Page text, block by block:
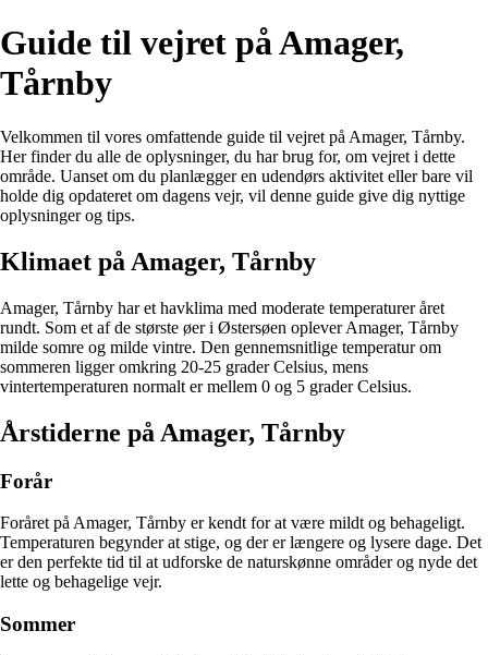
Guide til vejret på Amager,
Tårnby
Velkommen til vores omfattende guide til vejret på Amager, Tårnby.
Her finder du alle de oplysninger, du har brug for, om vejret i dette
område. Uanset om du planlægger en udendørs aktivitet eller bare vil
holde dig opdateret om dagens vejr, vil denne guide give dig nyttige
oplysninger og tips.
Klimaet på Amager, Tårnby
Amager, Tårnby har et havklima med moderate temperaturer året
rundt. Som et af de største øer i Østersøen oplever Amager, Tårnby
milde somre og milde vintre. Den gennemsnitlige temperatur om
sommeren ligger omkring 20-25 grader Celsius, mens
vintertemperaturen normalt er mellem 0 og 5 grader Celsius.
Årstiderne på Amager, Tårnby
Forår
Foråret på Amager, Tårnby er kendt for at være mildt og behageligt.
Temperaturen begynder at stige, og der er længere og lysere dage. Det
er den perfekte tid til at udforske de naturskønne områder og nyde det
lette og behagelige vejr.
Sommer